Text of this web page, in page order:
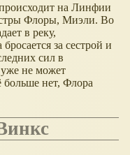
на Линфии
Флоры, Миэли. Во
в реку,
за сестрой и
сил в
не может
больше нет, Флора